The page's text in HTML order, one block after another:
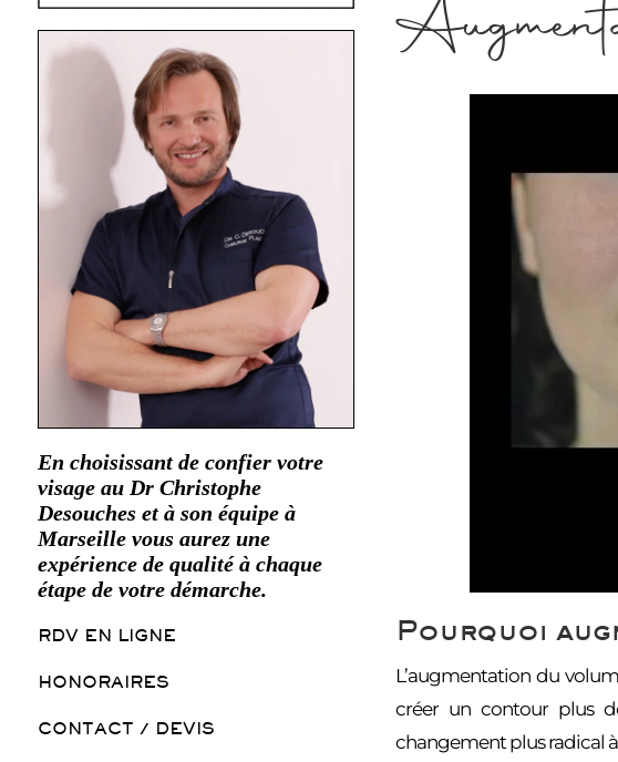
En choisissant de confier votre
visage au Dr Christophe
Desouches et à son équipe à
Marseille vous aurez une
expérience de qualité à chaque
étape de votre démarche.
RDV EN LIGNE
HONORAIRES
CONTACT / DEVIS
Pourquoi
L’augmentation du
créer un contour plus
changement plus radical à